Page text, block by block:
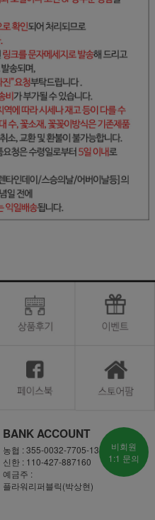
BANK ACCOUNT
농협 : 355-0032-7705-13
신한 : 110-427-887160
예금주 :
플라워리퍼블릭(박상현)
비회원
1:1 문의